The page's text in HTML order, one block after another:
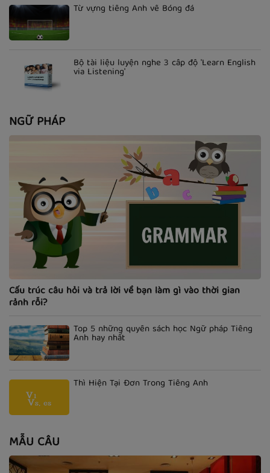
Từ vựng tiếng Anh về Bóng đá
Bộ tài liệu luyện nghe 3 cấp độ 'Learn English
via Listening'
NGỮ PHÁP
Cấu trúc câu hỏi và trả lời về bạn làm gì vào thời gian
rảnh rỗi?
Top 5 những quyển sách học Ngữ pháp Tiếng
Anh hay nhất
Thì Hiện Tại Đơn Trong Tiếng Anh
MẪU CÂU